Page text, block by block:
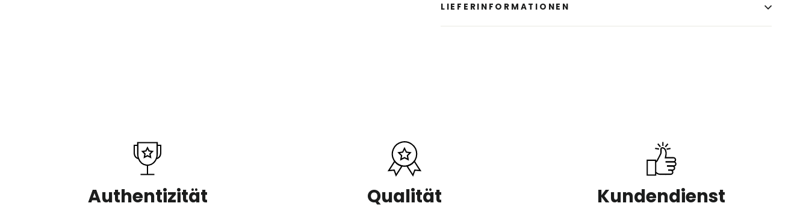
LIEFERINFORMATIONEN
Authentizität Qualität Kundendienst